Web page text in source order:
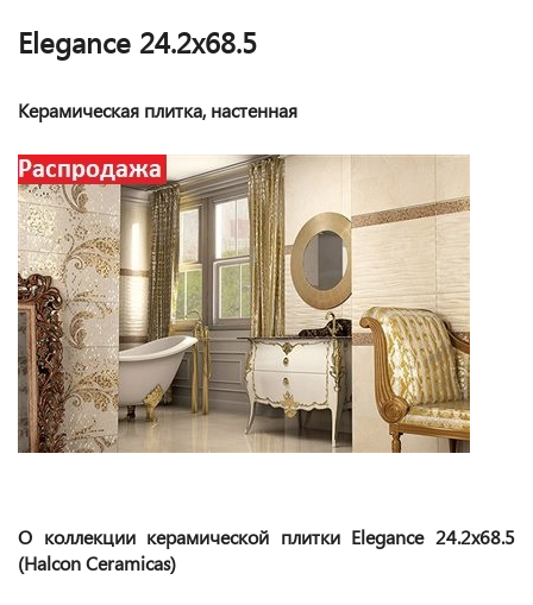
Elegance 24.2x68.5
Керамическая плитка, настенная
О коллекции керамической плитки Elegance 24.2x68.5
(Halcon Ceramicas)